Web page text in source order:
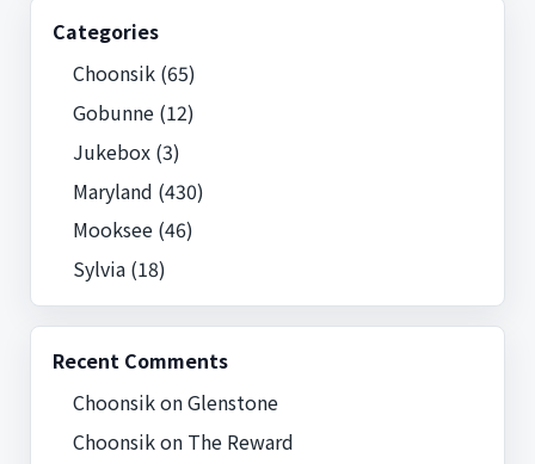
Categories
Choonsik(65)
Gobunne(12)
Jukebox(3)
Maryland (430)
Mooksee(46)
Sylvia(18)
Recent Comments
ChoonsikonGlenstone
Choonsikon The Reward